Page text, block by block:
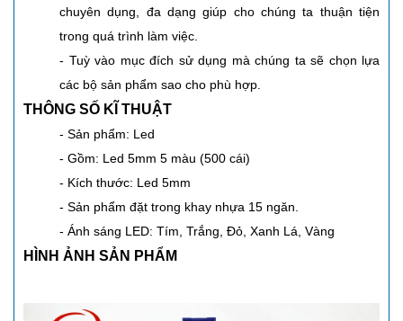
chuyên dụng, đa dạng giúp cho chúng ta thuận tiện
trong quá trình làm việc.
- Tuỳ vào mục đích sử dụng mà chúng ta sẽ chọn lựa
các bộ sản phẩm sao cho phù hợp.
THÔNG SỐ KĨ THUẬT
- Sản phẩm: Led
- Gồm: Led 5mm 5 màu (500 cái)
- Kích thước: Led 5mm
- Sản phẩm đặt trong khay nhựa 15 ngăn.
- Ánh sáng LED: Tím, Trắng, Đỏ, Xanh Lá, Vàng
HÌNH ẢNH SẢN PHẨM